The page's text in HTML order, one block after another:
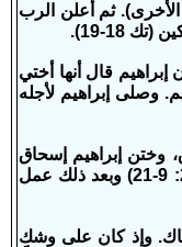
ثم أعلن الرب
18-19).
قال أنها أختي
وصلى إبراهيم لأجله
وختن إبراهيم إسحاق
ابنه (تك21:1-8). وقد ألحت عليه سارة من جهة هاجر وابنها فسمح له الرب فأبعدهما بإبعادهما (تك21: 9-21) وبعد ذلك عمل
وإذ كان على وشك